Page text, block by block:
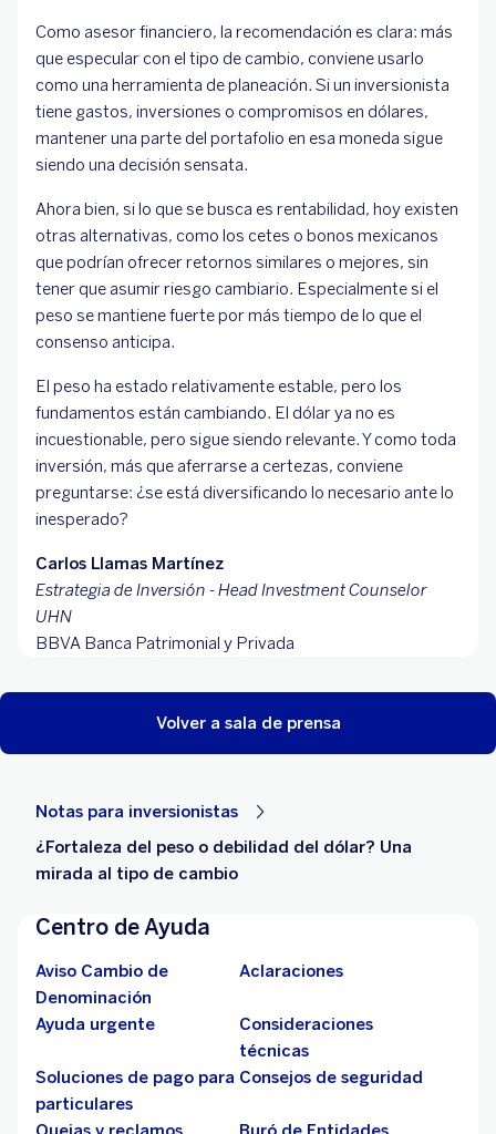
Como asesor financiero, la recomendación es clara: más
que especular con el tipo de cambio, conviene usarlo
como una herramienta de planeación. Si un inversionista
tiene gastos, inversiones o compromisos en dólares,
mantener una parte del portafolio en esa moneda sigue
siendo una decisión sensata.
Ahora bien, si lo que se busca es rentabilidad, hoy existen
otras alternativas, como los cetes o bonos mexicanos
que podrían ofrecer retornos similares o mejores, sin
tener que asumir riesgo cambiario. Especialmente si el
peso se mantiene fuerte por más tiempo de lo que el
consenso anticipa.
El peso ha estado relativamente estable, pero los
fundamentos están cambiando. El dólar ya no es
incuestionable, pero sigue siendo relevante. Y como toda
inversión, más que aferrarse a certezas, conviene
preguntarse: ¿se está diversificando lo necesario ante lo
inesperado?
Carlos Llamas Martínez
Estrategia de Inversión - Head Investment Counselor
UHN
BBVA Banca Patrimonial y Privada
Volver a sala de prensa
Notas para inversionistas
¿Fortaleza del peso o debilidad del dólar? Una
mirada al tipo de cambio
Centro de Ayuda
Aviso Cambio de
Denominación
Aclaraciones
Ayuda urgente
Consideraciones
técnicas
Soluciones de pago para
particulares
Consejos de seguridad